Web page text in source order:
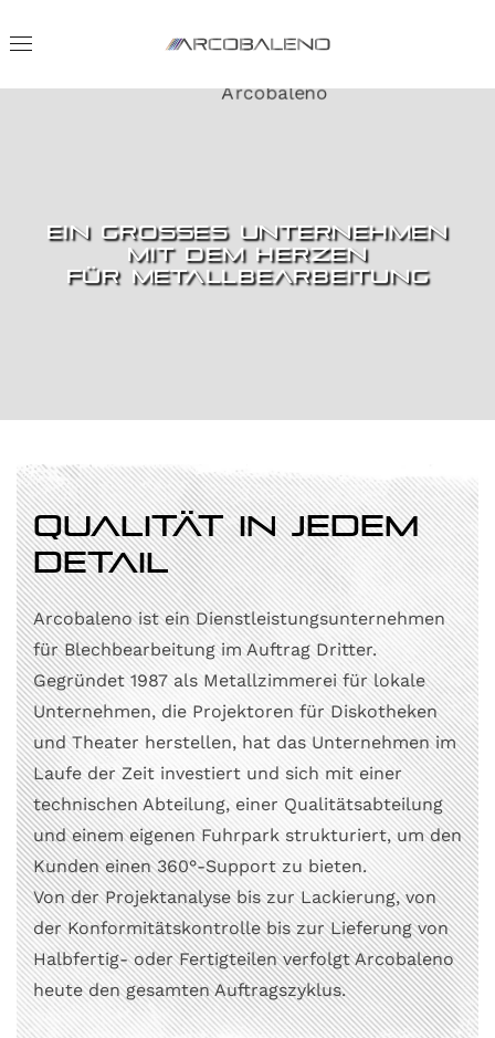
Ein großes Unternehmen
mit dem Herzen
für Metallbearbeitung
Qualität in jedem
Detail
Arcobaleno ist ein Dienstleistungsunternehmen
für Blechbearbeitung im Auftrag Dritter.
Gegründet 1987 als Metallzimmerei für lokale
Unternehmen, die Projektoren für Diskotheken
und Theater herstellen, hat das Unternehmen im
Laufe der Zeit investiert und sich mit einer
technischen Abteilung, einer Qualitätsabteilung
und einem eigenen Fuhrpark strukturiert, um den
Kunden einen 360°-Support zu bieten.
Von der Projektanalyse bis zur Lackierung, von
der Konformitätskontrolle bis zur Lieferung von
Halbfertig- oder Fertigteilen verfolgt Arcobaleno
heute den gesamten Auftragszyklus.